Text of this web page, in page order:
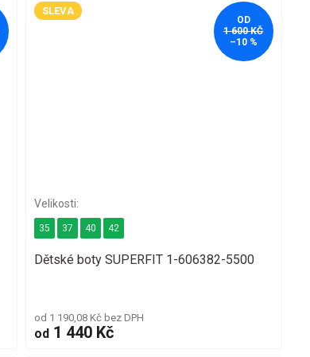
SLEVA
OD
1 600 KČ
–10 %
Dětské boty SUPERFIT 1-606382-5500
od 1 190,08 Kč bez DPH
od1 440 Kč
35 37 40 42